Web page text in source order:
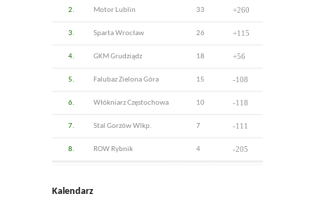
2. Motor Lublin 33 +260
3. Sparta Wrocław 26 +115
4. GKM Grudziądz 18 +56
5. Falubaz Zielona Góra 15 -108
6. Włókniarz Częstochowa 10 -118
7. Stal Gorzów Wlkp. 7 -111
8. ROW Rybnik 4 -205
Kalendarz